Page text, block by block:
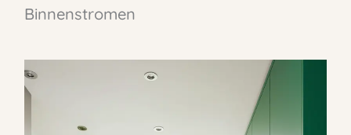
Binnenstromen